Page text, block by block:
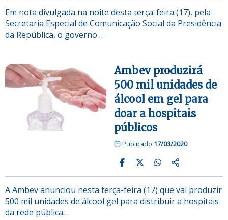
Em nota divulgada na noite desta terça-feira (17), pela
Secretaria Especial de Comunicação Social da Presidência
da República, o governo…
Ambev produzirá
500 mil unidades de
álcool em gel para
doar a hospitais
públicos
Publicado 17/03/2020
A Ambev anunciou nesta terça-feira (17) que vai produzir
500 mil unidades de álcool gel para distribuir a hospitais
da rede pública…